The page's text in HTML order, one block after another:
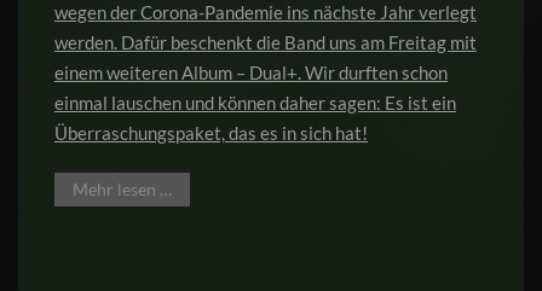
wegen der Corona-Pandemie ins nächste Jahr verlegt
werden. Dafür beschenkt die Band uns am Freitag mit
einem weiteren Album – Dual+. Wir durften schon
einmal lauschen und können daher sagen: Es ist ein
Überraschungspaket, das es in sich hat!
Mehr lesen …